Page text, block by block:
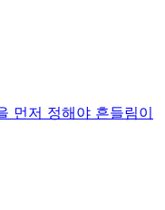
먼저 정해야 흔들림이